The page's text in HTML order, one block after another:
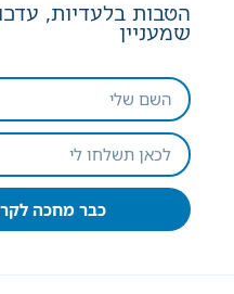
הטבות בלעדיות,
שמעניין
כבר מחכה